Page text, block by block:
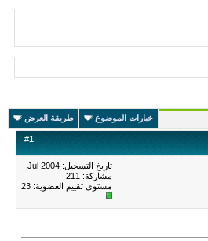
خيارات الموضوع طريقة العرض
#1
تاريخ التسجيل: Jul 2004
مشاركة: 211
مستوى تقييم العضوية: 23